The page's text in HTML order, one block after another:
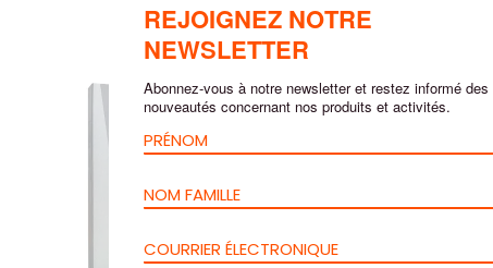
BIOMÉTRIQUE
Le
disponible
REJOIGNEZ NOTRE
NEWSLETTER
Abonnez-vous à notre newsletter et restez informé des
nouveautés concernant nos produits et activités.